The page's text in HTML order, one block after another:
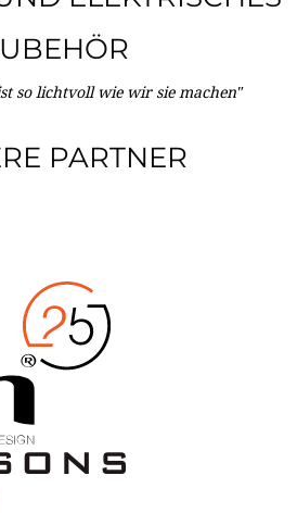
so lichtvoll wie wir sie machen"
PARTNER